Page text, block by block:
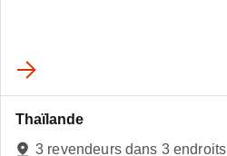
Thaïlande
3 revendeurs dans 3 endroits